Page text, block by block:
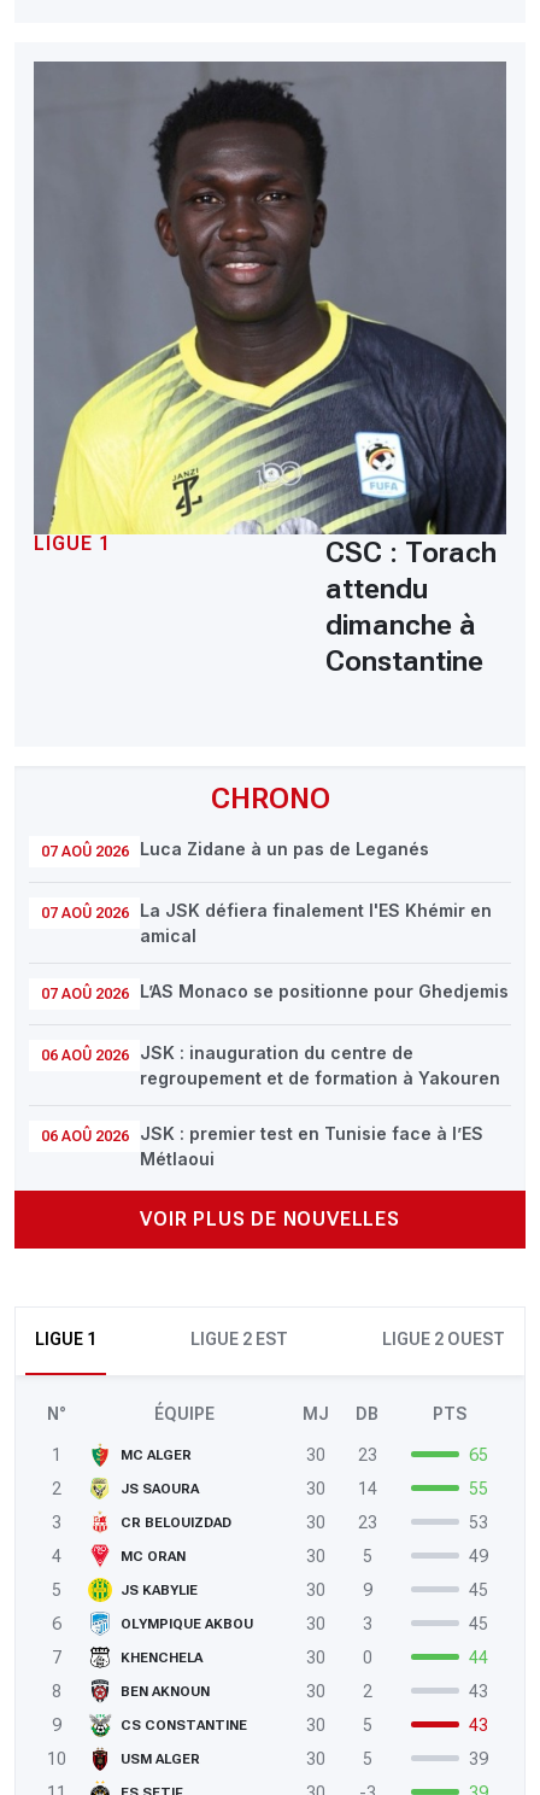
CHRONO
07 AOÛ 2026 Luca Zidane à un pas de Leganés
07 AOÛ 2026
La JSK défiera finalement l'ES Khémir en
amical
07 AOÛ 2026 L’AS Monaco se positionne pour Ghedjemis
06 AOÛ 2026
JSK : inauguration du centre de
regroupement et de formation à Yakouren
06 AOÛ 2026
JSK : premier test en Tunisie face à l’ES
Métlaoui
VOIR PLUS DE NOUVELLES
LIGUE 1 LIGUE 2 EST LIGUE 2 OUEST
N° ÉQUIPE MJ DB PTS
1 MC ALGER 30 23
65
2
JS SAOURA 30 14
55
3
CR BELOUIZDAD 30 23
53
4
MC ORAN 30 5
49
5
JS KABYLIE 30 9
45
6
OLYMPIQUE AKBOU 30 3
45
7
KHENCHELA 30 0
44
8
BEN AKNOUN 30 2
43
9
CS CONSTANTINE 30 5
43
10
USM ALGER 30 5
39
LIGUE 1
CSC : Torach
attendu
dimanche à
Constantine